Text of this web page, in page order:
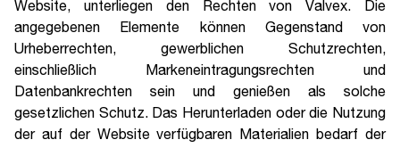
Website, unterliegen den Rechten von Valvex. Die
angegebenen Elemente können Gegenstand von
Urheberrechten, gewerblichen Schutzrechten,
einschließlich Markeneintragungsrechten und
Datenbankrechten sein und genießen als solche
gesetzlichen Schutz. Das Herunterladen oder die Nutzung
der auf der Website verfügbaren Materialien bedarf der